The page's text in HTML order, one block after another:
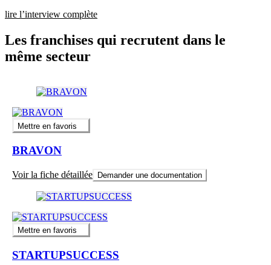
lire l’interview complète
Les franchises qui recrutent dans le
même secteur
Mettre en favoris
BRAVON
Voir la fiche détaillée Demander une documentation
Mettre en favoris
STARTUPSUCCESS